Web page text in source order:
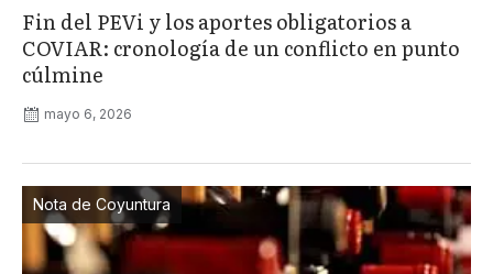
Fin del PEVi y los aportes obligatorios a
COVIAR: cronología de un conflicto en punto
cúlmine
mayo 6, 2026
Nota de Coyuntura